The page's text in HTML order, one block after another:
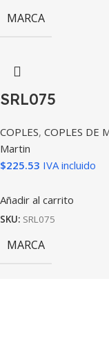
MARCA
SRL075
COPLES, COPLES DE
Martin
$225.53 IVA incluido
Añadir al carrito
SKU: SRL075
MARCA